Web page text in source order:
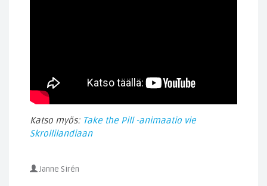
Katso myös: Take the Pill -animaatio vie
Skrollilandiaan
Janne Sirén